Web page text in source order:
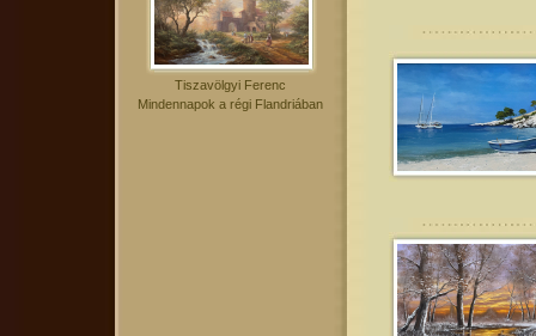
Tiszavölgyi Ferenc
Mindennapok a régi Flandriában